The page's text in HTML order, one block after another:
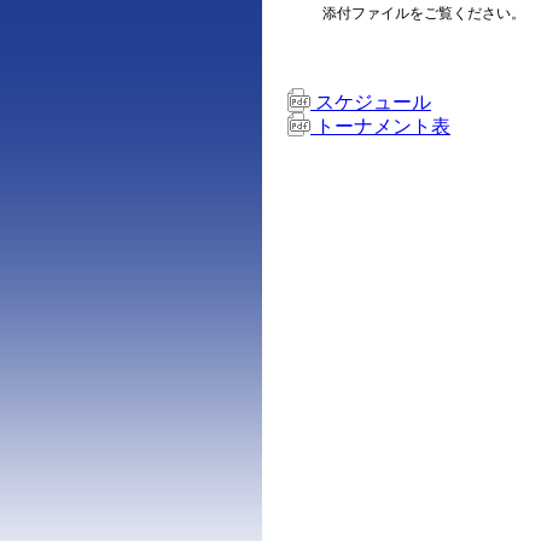
添付ファイルをご覧ください。
スケジュール
トーナメント表